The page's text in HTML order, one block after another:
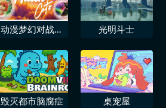
动漫梦幻对战猫
光明斗士
毁灭都市脑腐症 桌宠屋